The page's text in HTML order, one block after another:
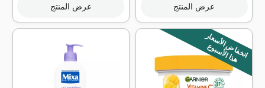
عرض المنتج عرض المنتج
انخفاض الأسعار
هذا الأسبوع